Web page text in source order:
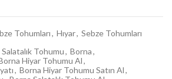
Tohumları, Hıyar, Sebze Tohumları
Tohumu, Borna,
Hiyar Tohumu Al,
, Borna Hiyar Tohumu Satın Al,